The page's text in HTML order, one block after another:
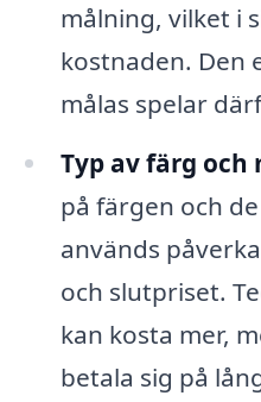
målning, vilket i
kostnaden. Den
målas spelar
Typ av färg och
på färgen och
används
och slutpriset.
kan kosta mer,
betala sig på